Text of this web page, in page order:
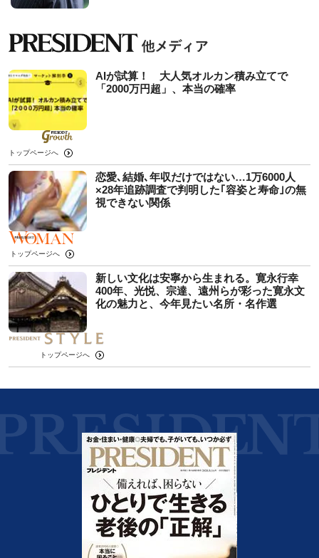
AIが試算！ 大人気オルカン積み立てで
「2000万円超」、本当の確率
トップページへ
恋愛､結婚､年収だけではない…1万6000人
×28年追跡調査で判明した｢容姿と寿命｣の無
視できない関係
トップページへ
新しい文化は安寧から生まれる。寛永行幸
400年、光悦、宗達、遠州らが彩った寛永文
化の魅力と、今年見たい名所・名作選
トップページへ